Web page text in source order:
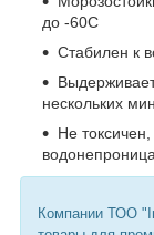
до -60С
Стабилен к
нескольких
Не
Компании ТОО